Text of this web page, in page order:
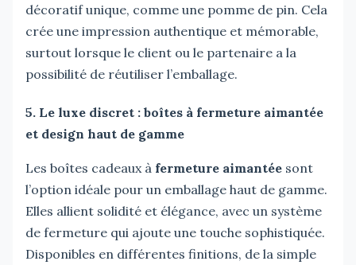
décoratif unique, comme une pomme de pin. Cela
crée une impression authentique et mémorable,
surtout lorsque le client ou le partenaire a la
possibilité de réutiliser l’emballage.
5. Le luxe discret : boîtes à fermeture aimantée
et design haut de gamme
Les boîtes cadeaux à fermeture aimantée sont
l’option idéale pour un emballage haut de gamme.
Elles allient solidité et élégance, avec un système
de fermeture qui ajoute une touche sophistiquée.
Disponibles en différentes finitions, de la simple